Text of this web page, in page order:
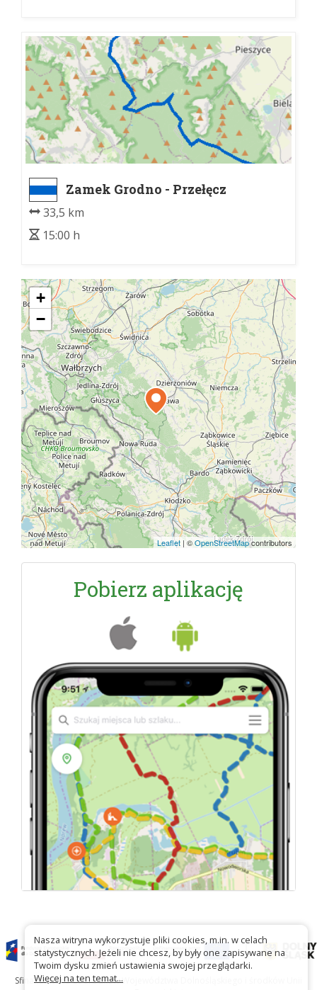
Zamek Grodno - Przełęcz
33,5 km
15:00 h
+
−
Leaflet | ©OpenStreetMapcontributors
Pobierz aplikację
Sfinansowano ze środków Województwa Dolnośląskiego i środków Unii
Nasza witryna wykorzystuje pliki cookies, m.in. w celach
statystycznych. Jeżeli nie chcesz, by były one zapisywane na
Twoim dysku zmień ustawienia swojej przeglądarki.
Więcej na ten temat...